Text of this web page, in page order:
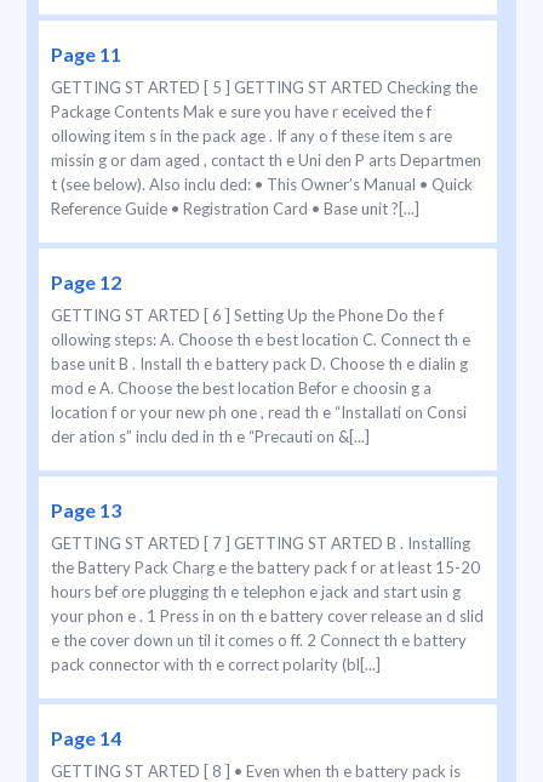
Page 11
GETTING ST ARTED [ 5 ] GETTING ST ARTED Checking the
Package Contents Mak e sure you have r eceived the f
ollowing item s in the pack age . If any o f these item s are
missin g or dam aged , contact th e Uni den P arts Departmen
t (see below). Also inclu ded: • This Owner’s Manual • Quick
Reference Guide • Registration Card • Base unit ?[...]
Page 12
GETTING ST ARTED [ 6 ] Setting Up the Phone Do the f
ollowing steps: A. Choose th e best location C. Connect th e
base unit B . Install th e battery pack D. Choose th e dialin g
mod e A. Choose the best location Befor e choosin g a
location f or your new ph one , read th e “Installati on Consi
der ation s” inclu ded in th e “Precauti on &[...]
Page 13
GETTING ST ARTED [ 7 ] GETTING ST ARTED B . Installing
the Battery Pack Charg e the battery pack f or at least 15-20
hours bef ore plugging th e telephon e jack and start usin g
your phon e . 1 Press in on th e battery cover release an d slid
e the cover down un til it comes o ff. 2 Connect th e battery
pack connector with th e correct polarity (bl[...]
Page 14
GETTING ST ARTED [ 8 ] • Even when th e battery pack is